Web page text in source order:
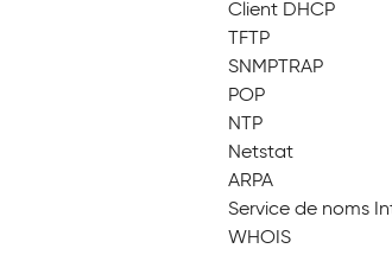
Client DHCP
TFTP
SNMPTRAP
POP
NTP
Netstat
ARPA
Service de noms
WHOIS